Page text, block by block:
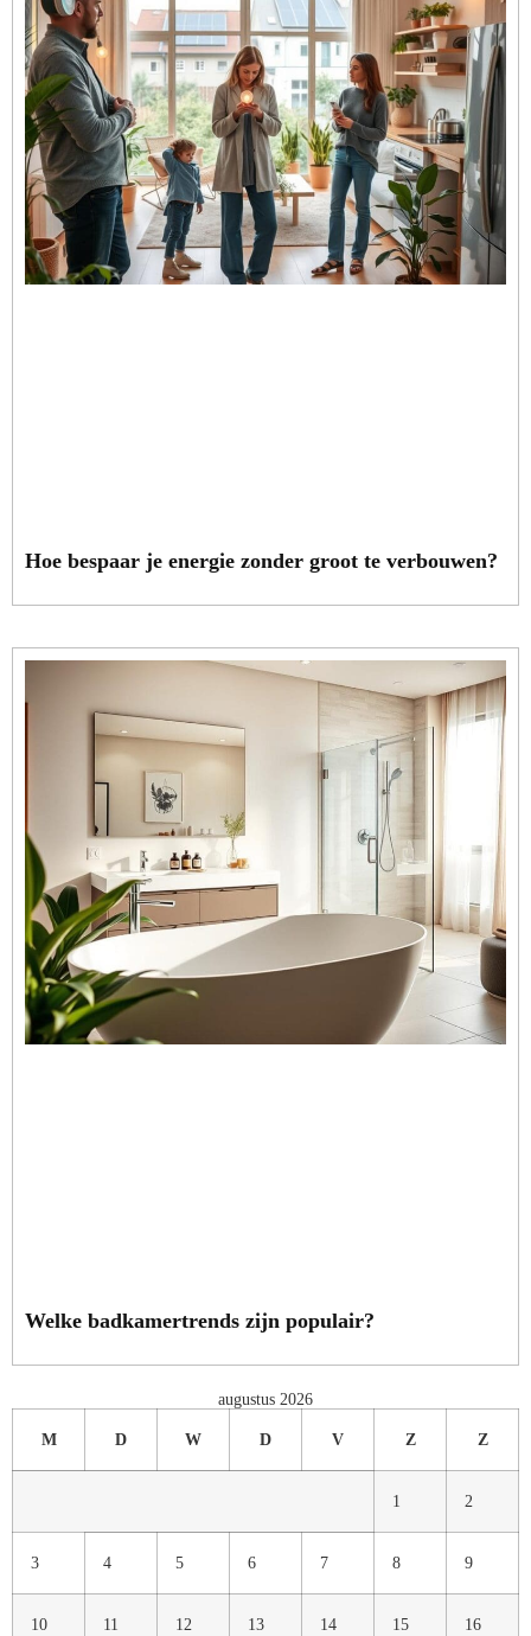
Hoe bespaar je energie zonder groot te verbouwen?
Welke badkamertrends zijn populair?
augustus 2026
M D W D V Z Z
1 2
3 4 5 6 7 8 9
10 11 12 13 14 15 16